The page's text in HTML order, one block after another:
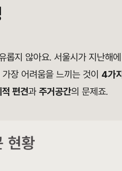
롭지 않아요. 서울시가 지난해
장 어려움을 느끼는 것이 4가지
편견과 주거공간의 문제죠.